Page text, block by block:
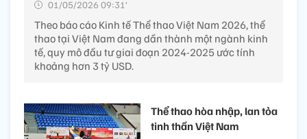
01/05/2026 09:31’
Theo báo cáo Kinh tế Thể thao Việt Nam 2026, thể
thao tại Việt Nam đang dần thành một ngành kinh
tế, quy mô đầu tư giai đoạn 2024-2025 ước tính
khoảng hơn 3 tỷ USD.
Thể thao hòa nhập, lan tỏa
tinh thần Việt Nam